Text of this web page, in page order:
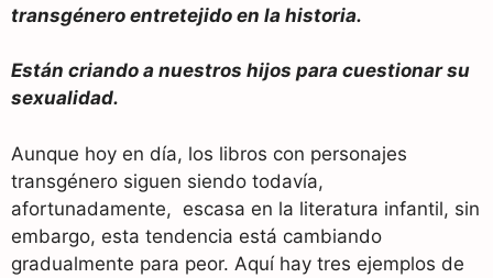
transgénero entretejido en la historia.
Están criando a nuestros hijos para cuestionar su
sexualidad.
Aunque hoy en día, los libros con personajes
transgénero siguen siendo todavía,
afortunadamente, escasa en la literatura infantil, sin
embargo, esta tendencia está cambiando
gradualmente para peor. Aquí hay tres ejemplos de